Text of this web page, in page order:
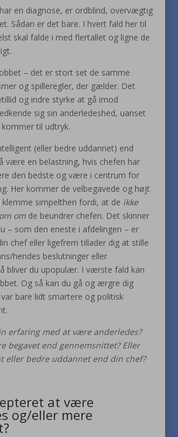
en diagnose, er ordblind, overvægtig
Sådan er det bare. I hvert fald her til
skal falde i med flertallet og ligne de
– det er stort set de samme
og spilleregler, der gælder. Det
og indre styrke at gå imod
sig sin anderledeshed, uanset
til udtryk.
(eller bedre uddannet) end
være en belastning, hvis chefen har
den bedste og være i centrum for
Her kommer de velbegavede og højt
simpelthen fordi, at de ikke
omde beundrer chefen. Det skinner
– som den eneste i afdelingen – er
chef eller ligefrem tillader dig at stille
hendes beslutninger eller
bliver du upopulær. I værste fald kan
Og så kan du gå og ærgre dig
bare lidt smartere og politisk
erfaring med at være anderledes?
begavet end gennemsnittet? Eller
eller bedre uddannet end din chef?
at være
og/eller mere